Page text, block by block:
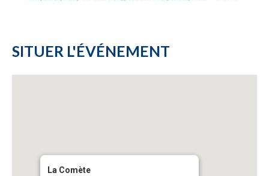
SITUER L'ÉVÉNEMENT
La Comète